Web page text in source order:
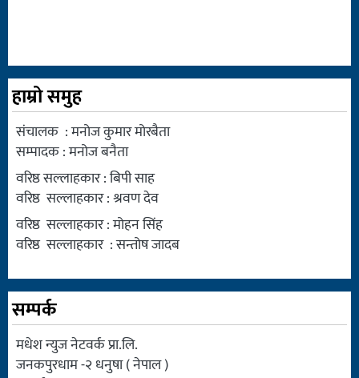
हाम्रो समुह
संचालक : मनोज कुमार मोरबैता
सम्पादक : मनोज बनैता
वरिष्ठ सल्लाहकार : बिपी साह
वरिष्ठ सल्लाहकार : श्रवण देव
वरिष्ठ सल्लाहकार : मोहन सिंह
वरिष्ठ सल्लाहकार : सन्तोष जादब
सम्पर्क
मधेश न्युज नेटवर्क प्रा.लि.
जनकपुरधाम -२ धनुषा ( नेपाल )